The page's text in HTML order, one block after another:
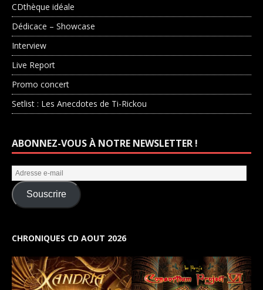
CDthèque idéale
Dédicace – Showcase
Interview
Live Report
Promo concert
Setlist : Les Anecdotes de Ti-Rickou
ABONNEZ-VOUS À NOTRE NEWSLETTER !
Souscrire
CHRONIQUES CD AOUT 2026